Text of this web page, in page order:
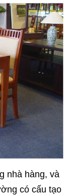
nhà hàng, và
có cấu tạo